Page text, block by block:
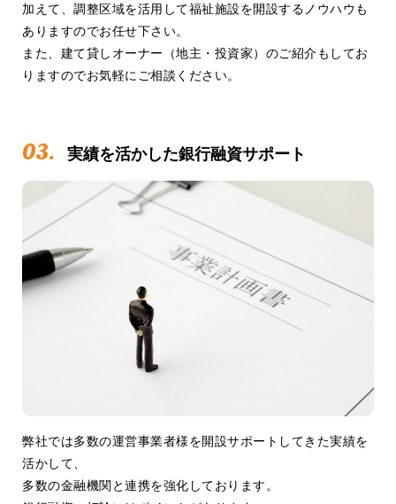
加えて、調整区域を活用して福祉施設を開設するノウハウも
ありますのでお任せ下さい。
また、建て貸しオーナー（地主・投資家）のご紹介もしてお
りますのでお気軽にご相談ください。
03. 実績を活かした銀行融資サポート
弊社では多数の運営事業者様を開設サポートしてきた実績を
活かして、
多数の金融機関と連携を強化しております。